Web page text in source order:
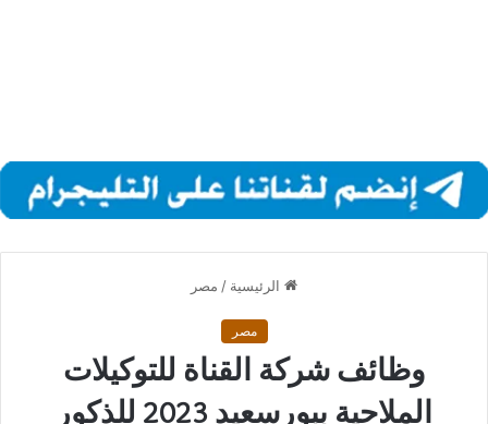
الرئيسية / مصر
مصر
وظائف شركة القناة للتوكيلات
الملاحية ببورسعيد 2023 للذكور